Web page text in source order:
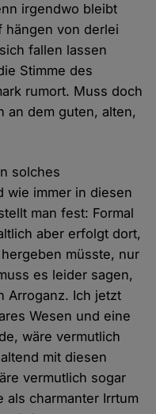
irgendwo bleibt
hängen von derlei
fallen lassen
Stimme des
rumort. Muss doch
an dem guten, alten,
solches
wie immer in diesen
man fest: Formal
aber erfolgt dort,
müsste, nur
es leider sagen,
Arroganz. Ich jetzt
Wesen und eine
wäre vermutlich
mit diesen
vermutlich sogar
charmanter Irrtum